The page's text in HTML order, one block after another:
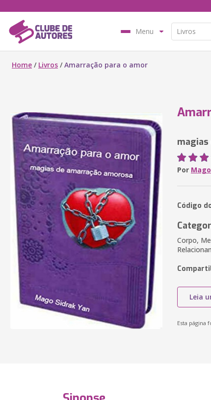
Menu
Home / Livros /Amarração para o amor
magias
Por
Código
Corpo,
Leia
Esta página